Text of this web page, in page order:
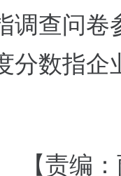
调查问卷
分数指企
【责编